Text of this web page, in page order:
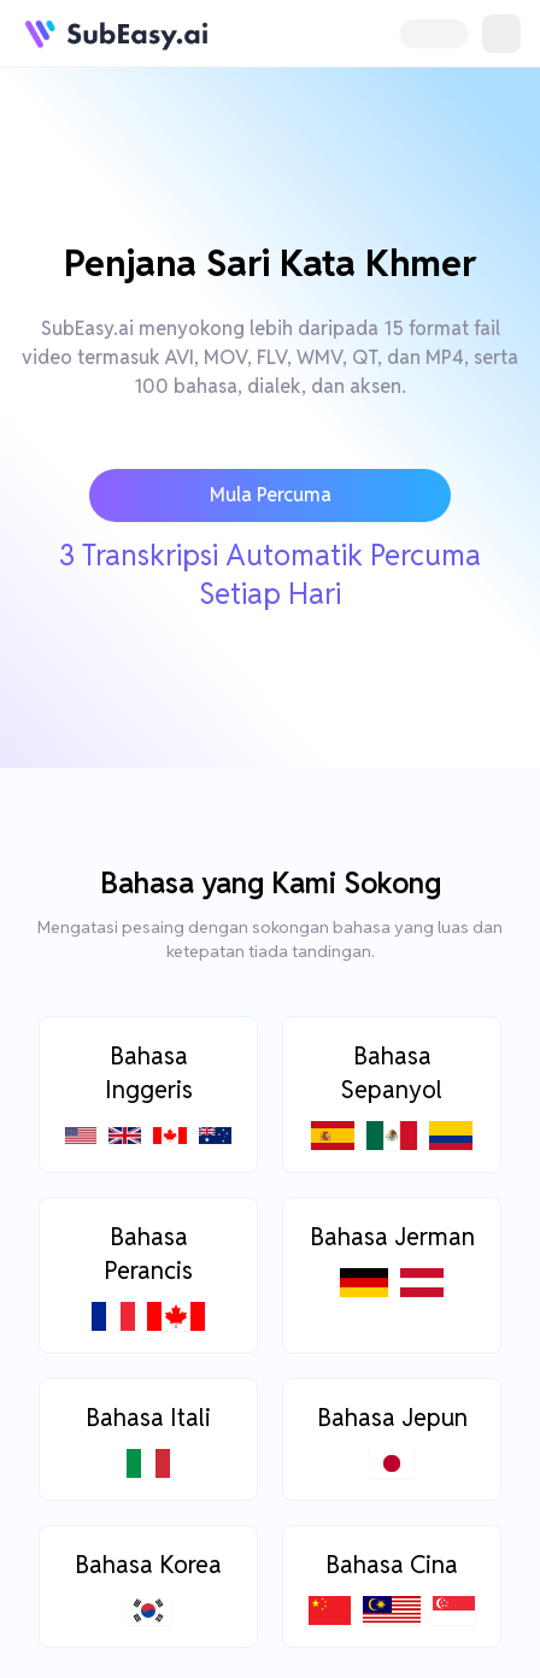
Penjana Sari Kata Khmer
SubEasy.ai menyokong lebih daripada 15 format fail
video termasuk AVI, MOV, FLV, WMV, QT, dan MP4, serta
100 bahasa, dialek, dan aksen.
Mula Percuma
3 Transkripsi Automatik Percuma
Setiap Hari
Bahasa yang Kami Sokong
Mengatasi pesaing dengan sokongan bahasa yang luas dan
ketepatan tiada tandingan.
Bahasa
Inggeris
Bahasa
Sepanyol
Bahasa
Perancis
Bahasa Jerman
Bahasa Itali Bahasa Jepun
Bahasa Korea Bahasa Cina